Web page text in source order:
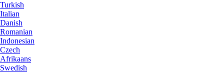
Turkish
Italian
Danish
Romanian
Indonesian
Czech
Afrikaans
Swedish